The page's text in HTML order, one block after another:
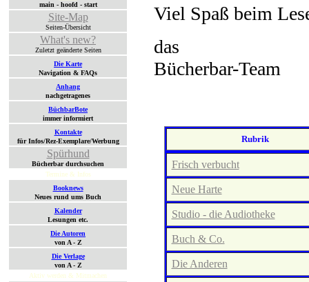
main - hoofd - start
Site-Map
Seiten-Übersicht
What's new?
Zuletzt geänderte Seiten
Die Karte
Navigation & FAQs
Anhang
nachgetragenes
BüchbarBote
immer informiert
Kontakte
für Infos/Rez-Exemplare/Werbung
Spürhund
Bücherbar durchsuchen
Termine & Infos
Booknews
Neues rund ums Buch
Kalender
Lesungen etc.
Die Autoren
von A - Z
Die Verlage
von A - Z
Aktiv werden & Mitmachen
Viel Spaß beim
das
Bücherbar-Team
Rubrik
Frisch verbucht
Neue Harte
Studio - die Audiotheke
Buch & Co.
Die Anderen